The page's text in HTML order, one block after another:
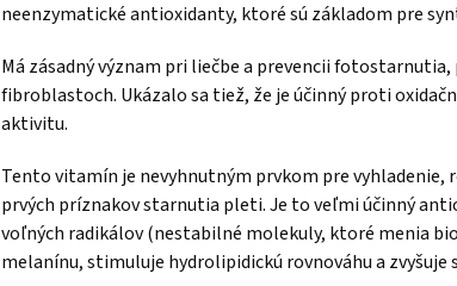
neenzymatické antioxidanty, ktoré sú základom pre
Má zásadný význam pri liečbe a prevencii
fibroblastoch. Ukázalo sa tiež, že je účinný proti
aktivitu.
Tento vitamín je nevyhnutným prvkom pre vyhladenie,
prvých príznakov starnutia pleti. Je to veľmi účinný
voľných radikálov (nestabilné molekuly, ktoré menia
melanínu, stimuluje hydrolipidickú rovnováhu a zvyšuje